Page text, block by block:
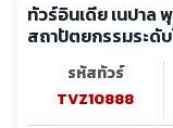
ทัวร์อินเดีย เนปาล
สถาปัตยกรรมระดั
รหัสทัวร์
TVZ10888